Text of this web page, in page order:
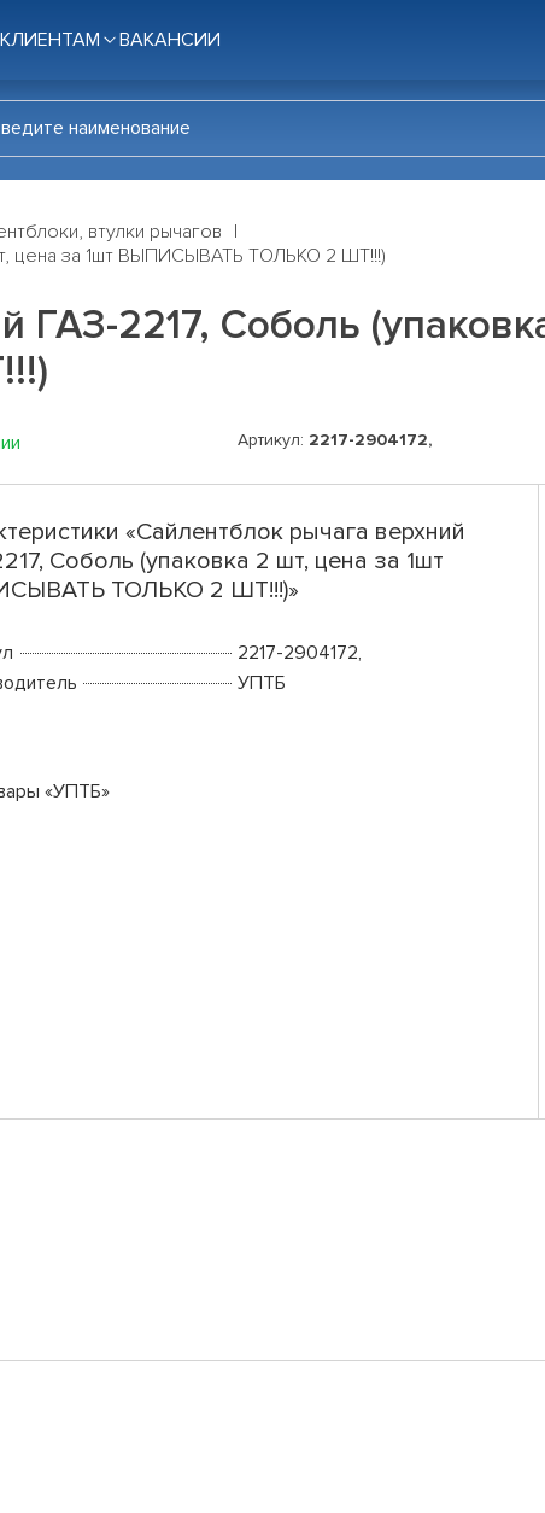
КЛИЕНТАМ ВАКАНСИИ
втулки рычагов
цена за 1шт ВЫПИСЫВАТЬ ТОЛЬКО 2 ШТ!!!)
ГАЗ-2217, Соболь
Артикул: 2217-2904172,
«Сайлентблок рычага верхний
Соболь (упаковка 2 шт, цена за 1шт
ТОЛЬКО 2 ШТ!!!)»
2217-2904172,
УПТБ
«УПТБ»